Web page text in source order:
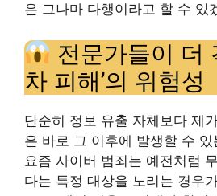
은 그나마 다행이라고 할 수 있
전문가들이 더
차 피해’의 위험성
단순히 정보 유출 자체보다 제
은 바로 그 이후에 발생할 수
요즘 사이버 범죄는 예전처럼
다는 특정 대상을 노리는 경우